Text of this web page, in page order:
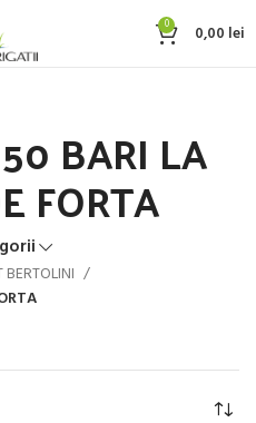
0 0,00 lei
BARI LA
FORTA